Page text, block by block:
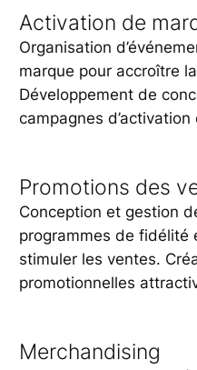
Activation de
Organisation
marque pour accroître
Développement de
campagnes
Promotions des
Conception et gestion
programmes de fidélité
stimuler les ventes.
promotionnelles
Merchandising